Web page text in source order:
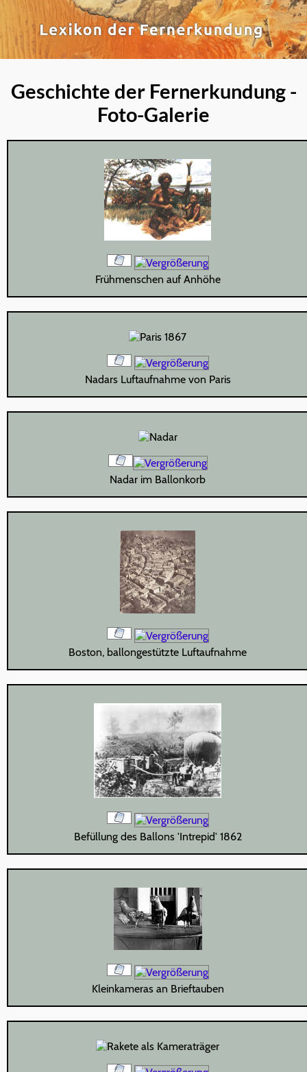
Geschichte der Fernerkundung -
Foto-Galerie
Frühmenschen auf Anhöhe
Nadars Luftaufnahme von Paris
Nadar im Ballonkorb
Boston, ballongestützte Luftaufnahme
Befüllung des Ballons 'Intrepid' 1862
Kleinkameras an Brieftauben